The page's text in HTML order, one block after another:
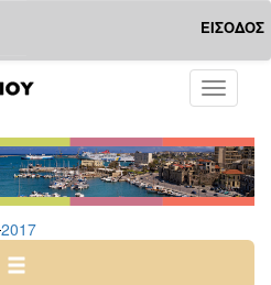
ΕΙΣΟΔΟΣ
Toggle
2017